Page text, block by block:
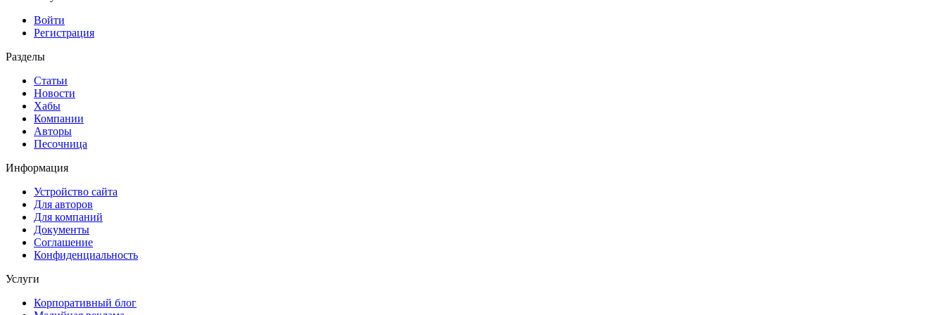
Войти
Регистрация
Разделы
Статьи
Новости
Хабы
Компании
Авторы
Песочница
Информация
Устройство сайта
Для авторов
Для компаний
Документы
Соглашение
Конфиденциальность
Услуги
Корпоративный блог